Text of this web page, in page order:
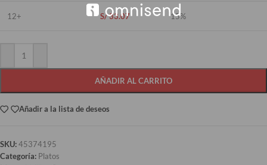
12+ S/33.07 15%
AÑADIR AL CARRITO
Añadir a la lista de deseos
SKU:45374195
Categoría: Platos